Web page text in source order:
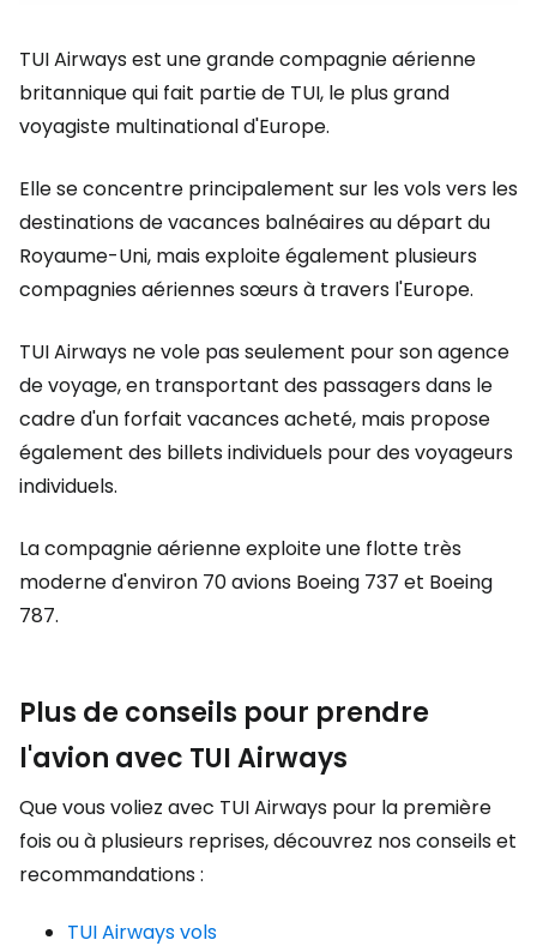
TUI Airways est une grande compagnie aérienne
britannique qui fait partie de TUI, le plus grand
voyagiste multinational d'Europe.
Elle se concentre principalement sur les vols vers les
destinations de vacances balnéaires au départ du
Royaume-Uni, mais exploite également plusieurs
compagnies aériennes sœurs à travers l'Europe.
TUI Airways ne vole pas seulement pour son agence
de voyage, en transportant des passagers dans le
cadre d'un forfait vacances acheté, mais propose
également des billets individuels pour des voyageurs
individuels.
La compagnie aérienne exploite une flotte très
moderne d'environ 70 avions Boeing 737 et Boeing
787.
Plus de conseils pour prendre
l'avion avec TUI Airways
Que vous voliez avec TUI Airways pour la première
fois ou à plusieurs reprises, découvrez nos conseils et
recommandations :
TUI Airways vols